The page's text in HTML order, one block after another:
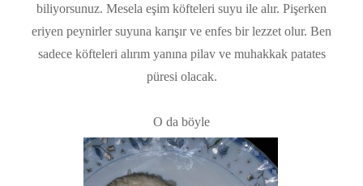
biliyorsunuz. Mesela eşim köfteleri suyu ile alır. Pişerken
eriyen peynirler suyuna karışır ve enfes bir lezzet olur. Ben
sadece köfteleri alırım yanına pilav ve muhakkak patates
püresi olacak.
O da böyle